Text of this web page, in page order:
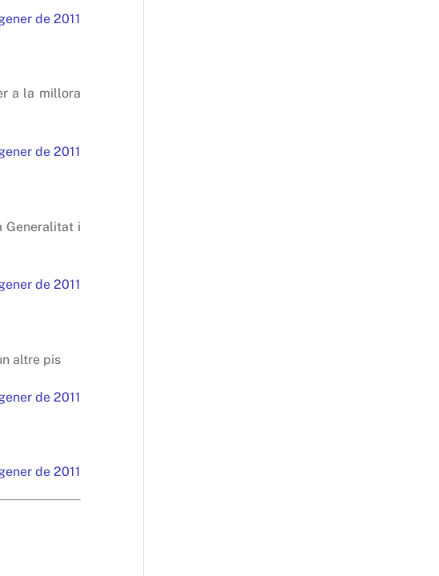
de 2011
a la millora
de 2011
Generalitat i
de 2011
altre pis
de 2011
de 2011